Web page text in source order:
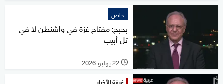
خاص
بحبح: مفتاح غزة في واشنطن لا في
تل أبيب
l 22 يوليو 2026
غرفة الأخبار